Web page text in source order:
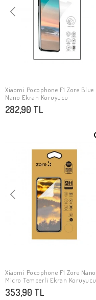
SEPETE EKLE
Xiaomi Pocophone F1 Zore Blue
Nano Ekran Koruyucu
282,90 TL
SEPETE EKLE
Xiaomi Pocophone F1 Zore Nano
Micro Temperli Ekran Koruyucu
353,90 TL